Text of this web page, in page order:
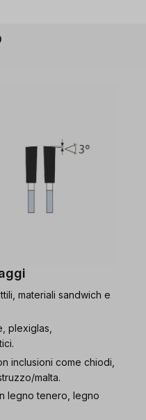
materiali sandwich e
plexiglas,
inclusioni come chiodi,
malta.
legno tenero, legno